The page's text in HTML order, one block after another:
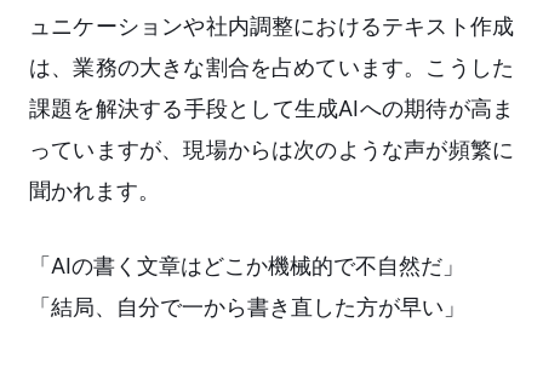
ュニケーションや社内調整におけるテキスト作成
は、業務の大きな割合を占めています。こうした
課題を解決する手段として生成AIへの期待が高ま
っていますが、現場からは次のような声が頻繁に
聞かれます。
「AIの書く文章はどこか機械的で不自然だ」
「結局、自分で一から書き直した方が早い」